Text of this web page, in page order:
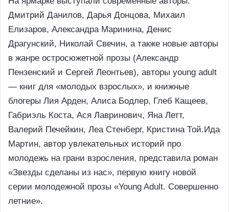
Дмитрий Данилов, Дарья Донцова, Михаил
Елизаров, Александра Маринина, Денис
Драгунский, Николай Свечин, а также новые авторы
в жанре остросюжетной прозы (Александр
Пензенский и Сергей Леонтьев), авторы young adult
— книг для «молодых взрослых», и книжные
блогеры Лия Арден, Алиса Бодлер, Глеб Кащеев,
Габриэль Коста, Ася Лавринович, Яна Летт,
Валерий Печейкин, Леа Стенберг, Кристина Той.Ида
Мартин, автор увлекательных историй про
молодежь на грани взросления, представила роман
«Звезды сделаны из нас», первую книгу новой
серии молодежной прозы «Young Adult. Совершенно
летние».